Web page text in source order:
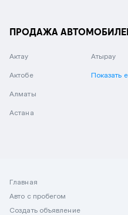
ПРОДАЖА
Актау
Актобе
Алматы
Астана
Атырау
Показать
Главная
Авто с пробегом
Создать объявление